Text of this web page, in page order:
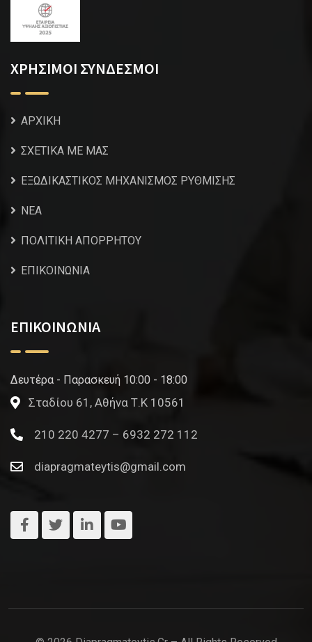
ΧΡΗΣΙΜΟΙ ΣΥΝΔΕΣΜΟΙ
ΑΡΧΙΚΗ
ΣΧΕΤΙΚΑ ΜΕ ΜΑΣ
ΕΞΩΔΙΚΑΣΤΙΚΟΣ ΜΗΧΑΝΙΣΜΟΣ ΡΥΘΜΙΣΗΣ
NEA
ΠΟΛΙΤΙΚΗ ΑΠΟΡΡΗΤΟΥ
ΕΠΙΚΟΙΝΩΝΙΑ
ΕΠΙΚΟΙΝΩΝΙΑ
Δευτέρα - Παρασκευή 10:00 - 18:00
Σταδίου 61, Αθήνα Τ.Κ 10561
210 220 4277 – 6932 272 112
diapragmateytis@gmail.com